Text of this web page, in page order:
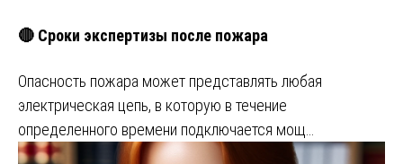
🔴 Сроки экспертизы после пожара
Опасность пожара может представлять любая
электрическая цепь, в которую в течение
определенного времени подключается мощ…